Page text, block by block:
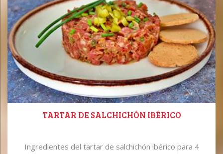
TARTAR DE SALCHICHÓN IBÉRICO
Ingredientes del tartar de salchichón ibérico para 4